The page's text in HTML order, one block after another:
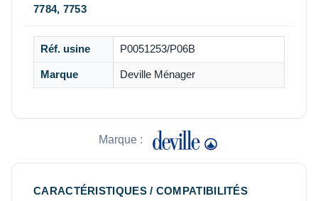
7784, 7753
Réf. usine P0051253/P06B
Marque Deville Ménager
Marque :
CARACTÉRISTIQUES / COMPATIBILITÉS